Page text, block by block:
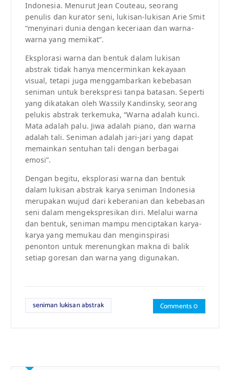
Indonesia. Menurut Jean Couteau, seorang
penulis dan kurator seni, lukisan-lukisan Arie Smit
“menyinari dunia dengan keceriaan dan warna-
warna yang memikat”.
Eksplorasi warna dan bentuk dalam lukisan
abstrak tidak hanya mencerminkan kekayaan
visual, tetapi juga menggambarkan kebebasan
seniman untuk berekspresi tanpa batasan. Seperti
yang dikatakan oleh Wassily Kandinsky, seorang
pelukis abstrak terkemuka, “Warna adalah kunci.
Mata adalah palu. Jiwa adalah piano, dan warna
adalah tali. Seniman adalah jari-jari yang dapat
memainkan sentuhan tali dengan berbagai
emosi”.
Dengan begitu, eksplorasi warna dan bentuk
dalam lukisan abstrak karya seniman Indonesia
merupakan wujud dari keberanian dan kebebasan
seni dalam mengekspresikan diri. Melalui warna
dan bentuk, seniman mampu menciptakan karya-
karya yang memukau dan menginspirasi
penonton untuk merenungkan makna di balik
setiap goresan dan warna yang digunakan.
seniman lukisan abstrak Comments 0